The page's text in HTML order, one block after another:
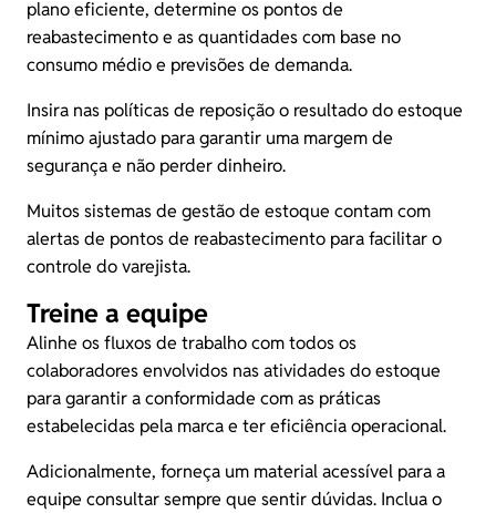
plano eficiente, determine os pontos de
reabastecimento e as quantidades com base no
consumo médio e previsões de demanda.
Insira nas políticas de reposição o resultado do estoque
mínimo ajustado para garantir uma margem de
segurança e não perder dinheiro.
Muitos sistemas de gestão de estoque contam com
alertas de pontos de reabastecimento para facilitar o
controle do varejista.
Treine a equipe
Alinhe os fluxos de trabalho com todos os
colaboradores envolvidos nas atividades do estoque
para garantir a conformidade com as práticas
estabelecidas pela marca e ter eficiência operacional.
Adicionalmente, forneça um material acessível para a
equipe consultar sempre que sentir dúvidas. Inclua o